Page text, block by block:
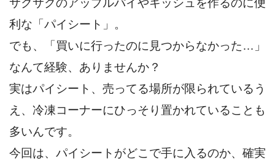
サクサクのアップルパイやキッシュを作るのに便
利な「パイシート」。
でも、「買いに行ったのに見つからなかった…」
なんて経験、ありませんか？
実はパイシート、売ってる場所が限られているう
え、冷凍コーナーにひっそり置かれていることも
多いんです。
今回は、パイシートがどこで手に入るのか、確実